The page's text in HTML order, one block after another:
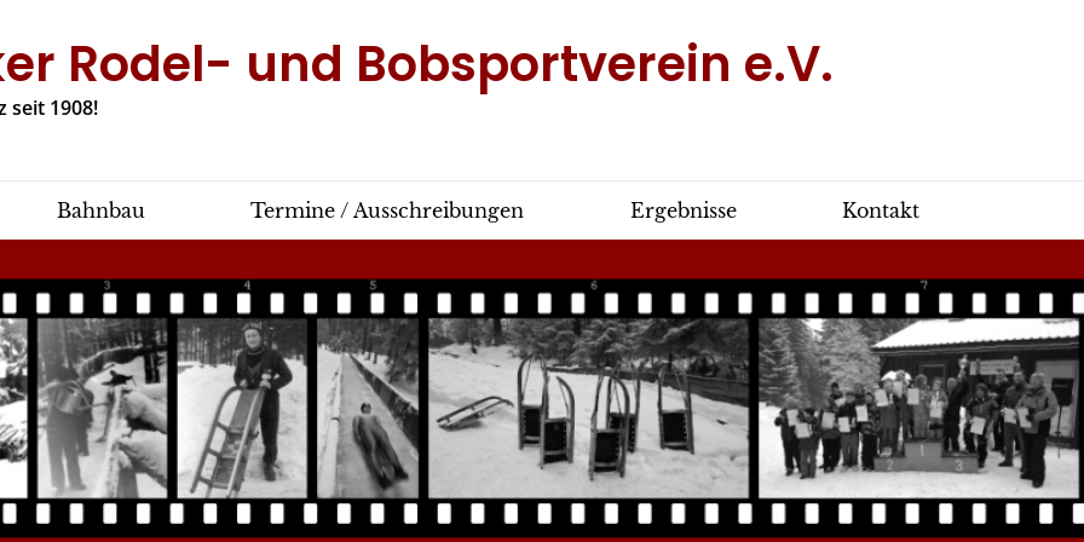
Rodel- und Bobsportverein e.V.
seit 1908!
Bahnbau Termine / Ausschreibungen Ergebnisse Kontakt